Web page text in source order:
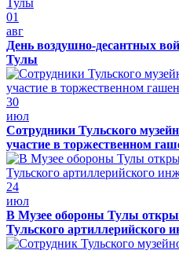
01
авг
День воздушно-десантных
Тулы
30
июл
Сотрудники Тульского
участие в торжественном
24
июл
В Музее обороны Тулы
Тульского артиллерийского